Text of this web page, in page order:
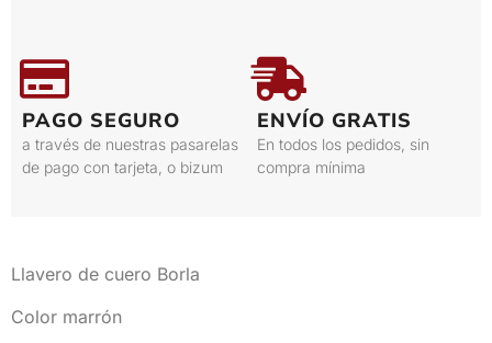
PAGO SEGURO
a través de nuestras pasarelas
de pago con tarjeta, o bizum
ENVÍO GRATIS
En todos los pedidos, sin
compra mínima
Llavero de cuero Borla
Color marrón